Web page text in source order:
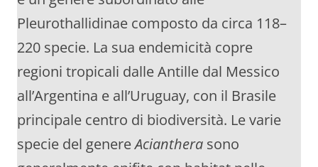
Pleurothallidinae composto da circa 118–
220 specie. La sua endemicità copre
regioni tropicali dalle Antille dal Messico
all’Argentina e all’Uruguay, con il Brasile
principale centro di biodiversità. Le varie
specie del genereAcianthera sono